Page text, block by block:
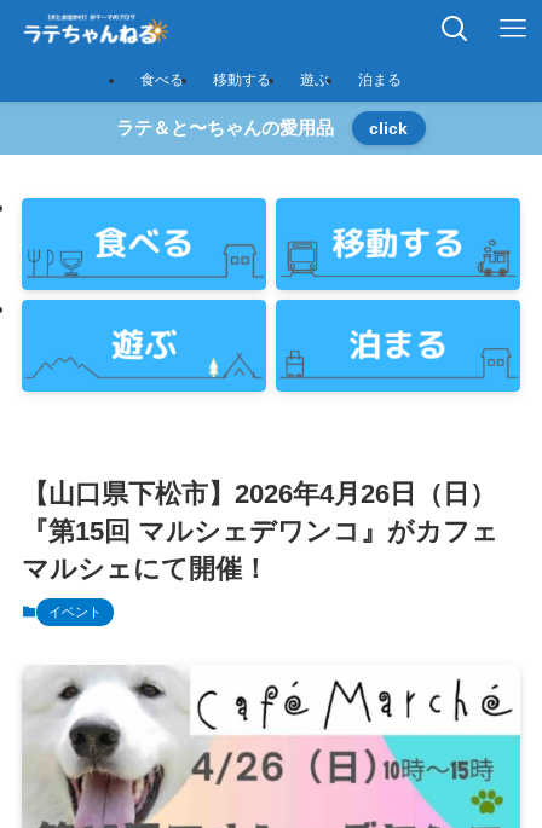
食べる 移動する 遊ぶ 泊まる
ラテ＆と〜ちゃんの愛用品 click
【山口県下松市】2026年4月26日（日）
『第15回 マルシェデワンコ』がカフェ
マルシェにて開催！
イベント